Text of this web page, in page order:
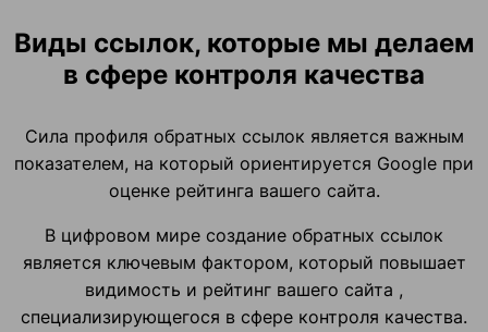
Виды ссылок, которые мы делаем
в сфере контроля качества
Сила профиля обратных ссылок является важным
показателем, на который ориентируется Google при
оценке рейтинга вашего сайта.
В цифровом мире создание обратных ссылок
является ключевым фактором, который повышает
видимость и рейтинг вашего сайта ,
специализирующегося в сфере контроля качества.